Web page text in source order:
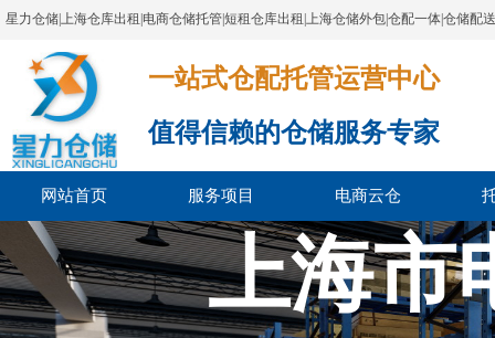
星力仓储|上海仓库出租|电商仓储托管|短租仓库出租|上海仓储外包|仓配一体|仓储配
一站式仓配托管运营中心​​​​​​​​​​​​​​​​​
值得信赖的仓储服务专家
网站首页 服务项目 电商云仓
上海市